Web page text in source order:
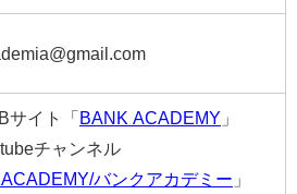
サイト「 BANK ACADEMY 」
チャンネル
バンクアカデミー 」